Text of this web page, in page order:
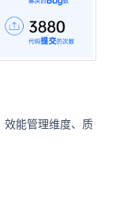
效能管理维度、质